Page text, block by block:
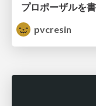
プロポーザルを
pvcresin